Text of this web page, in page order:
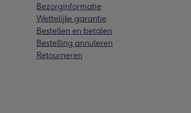
Bezorginformatie
Wettelijke garantie
Bestellen en betalen
Bestelling annuleren
Retourneren